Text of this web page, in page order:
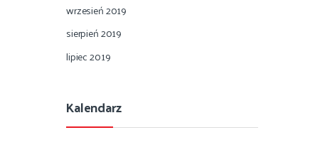
wrzesień 2019
sierpień 2019
lipiec 2019
Kalendarz